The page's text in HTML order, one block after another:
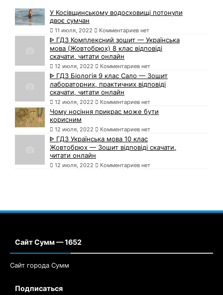
У Косівщинському водосховищі потонули
двоє сумчан
11 июля, 2022 Комментариев нет
ᐈ ГДЗ Комплексний зошит — Українська
мова (Жовтобрюх) 8 клас відповіді
скачати, читати онлайн
12 июля, 2022 Комментариев нет
ᐈ ГДЗ Біологія 9 клас Сало — Зошит
лабораторних, практичних відповіді
скачати, читати онлайн
12 июля, 2022 Комментариев нет
Чому носіння прикрас може бути
корисним
12 июля, 2022 Комментариев нет
ᐈ ГДЗ Українська мова 10 клас
Жовтобрюх — Зошит відповіді скачати,
читати онлайн
12 июля, 2022 Комментариев нет
Сайт Сумм — 1652
Сайт города Сумм
Подписаться